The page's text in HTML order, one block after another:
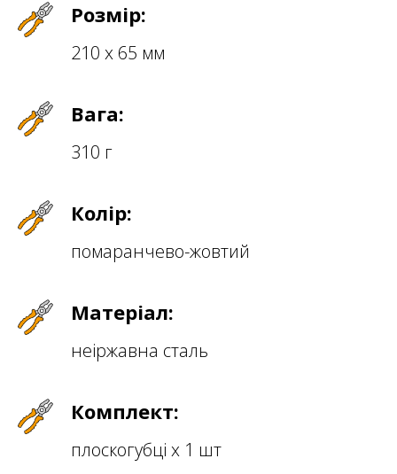
Розмір:
210 х 65 мм
Вага:
310 г
Колір:
помаранчево-жовтий
Матеріал:
неіржавна сталь
Комплект:
плоскогубці х 1 шт